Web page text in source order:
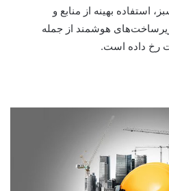
بهینه از منابع و
هوشمند از جمله
رخ داده است.